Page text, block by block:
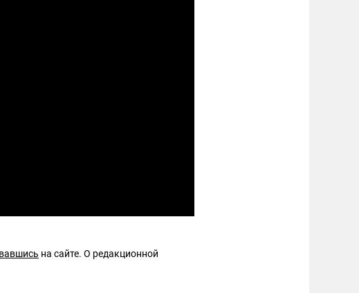
на сайте. О редакционной